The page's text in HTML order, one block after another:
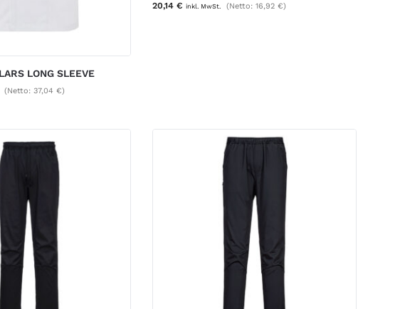
LONG SLEEVE
(Netto:37,04€)
20,14€ inkl. MwSt. (Netto:16,92€)